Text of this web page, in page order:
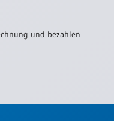
und bezahlen